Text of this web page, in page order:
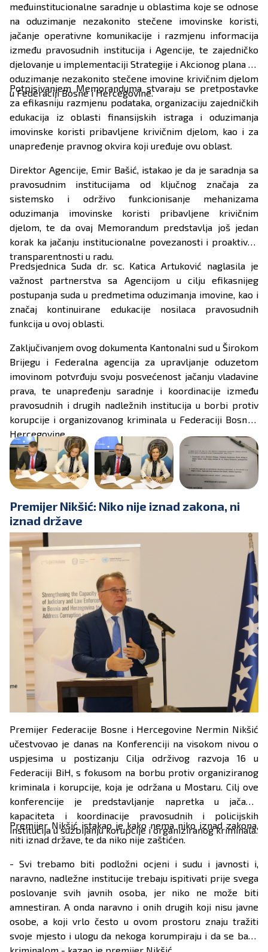
međuinstitucionalne saradnje u oblastima koje se odnose
na oduzimanje nezakonito stečene imovinske koristi,
jačanje operativne komunikacije i razmjenu informacija
između pravosudnih institucija i Agencije, te zajedničko
djelovanje u implementaciji Strategije i Akcionog plana za
oduzimanje nezakonito stečene imovine krivičnim djelom
u Federaciji Bosne i Hercegovine.
Potpisivanjem Memoranduma stvaraju se pretpostavke
za efikasniju razmjenu podataka, organizaciju zajedničkih
edukacija iz oblasti finansijskih istraga i oduzimanja
imovinske koristi pribavljene krivičnim djelom, kao i za
unapređenje pravnog okvira koji uređuje ovu oblast.
Direktor Agencije, Emir Bašić, istakao je da je saradnja sa
pravosudnim institucijama od ključnog značaja za
sistemsko i održivo funkcionisanje mehanizama
oduzimanja imovinske koristi pribavljene krivičnim
djelom, te da ovaj Memorandum predstavlja još jedan
korak ka jačanju institucionalne povezanosti i proaktivne
transparentnosti u radu.
Predsjednica Suda dr. sc. Katica Artuković naglasila je
važnost partnerstva sa Agencijom u cilju efikasnijeg
postupanja suda u predmetima oduzimanja imovine, kao i
značaj kontinuirane edukacije nosilaca pravosudnih
funkcija u ovoj oblasti.
Zaključivanjem ovog dokumenta Kantonalni sud u Širokom
Brijegu i Federalna agencija za upravljanje oduzetom
imovinom potvrđuju svoju posvećenost jačanju vladavine
prava, te unapređenju saradnje i koordinacije između
pravosudnih i drugih nadležnih institucija u borbi protiv
korupcije i organizovanog kriminala u Federaciji Bosne i
Hercegovine.
Premijer Nikšić: Niko nije iznad zakona, ni
iznad države
Premijer Federacije Bosne i Hercegovine Nermin Nikšić
učestvovao je danas na Konferenciji na visokom nivou o
uspjesima u postizanju Cilja održivog razvoja 16 u
Federaciji BiH, s fokusom na borbu protiv organiziranog
kriminala i korupcije, koja je održana u Mostaru. Cilj ove
konferencije je predstavljanje napretka u jačanju
kapaciteta i koordinacije pravosudnih i policijskih
institucija u suzbijanju korupcije i organiziranog kriminala.
Premijer Nikšić istakao je kako nema niko iznad zakona,
niti iznad države, te da niko nije zaštićen.
- Svi trebamo biti podložni ocjeni i sudu i javnosti i,
naravno, nadležne institucije trebaju ispitivati prije svega
poslovanje svih javnih osoba, jer niko ne može biti
amnestiran. A onda naravno i onih drugih koji nisu javne
osobe, a koji vrlo često u ovom prostoru znaju tražiti
svoje mjesto i ulogu da nekoga korumpiraju i da se bave